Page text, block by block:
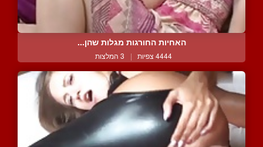
האחיות החורגות מגלות שהן...
4444 צפיות | 3 המלצות